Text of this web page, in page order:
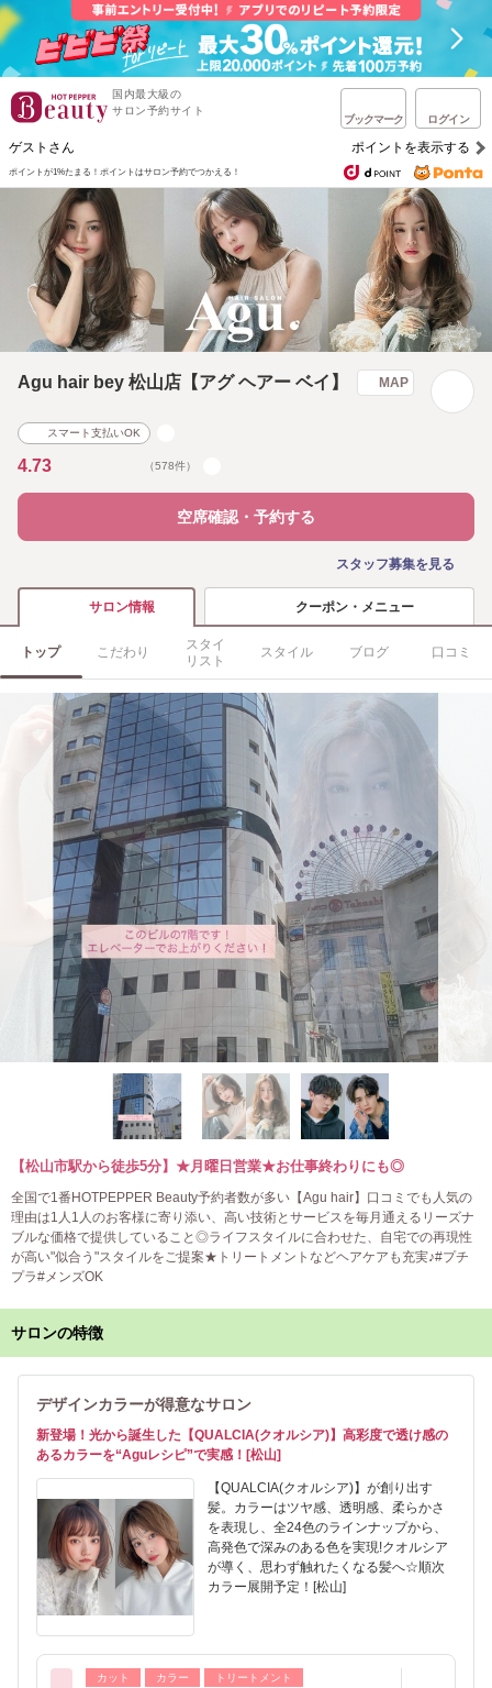
国内最大級の
サロン予約サイト
ブックマーク ログイン
ゲストさん ポイントを表示する
ポイントが1%たまる！ ポイントはサロン予約でつかえる！
Agu hair bey 松山店【アグ ヘアー ベイ】 MAP
スマート支払いOK
4.73 （578件）
空席確認・予約する
スタッフ募集を見る
サロン情報 クーポン・メニュー
トップ こだわり
スタイ
リスト
スタイル ブログ 口コミ
【松山市駅から徒歩5分】★月曜日営業★お仕事終わりにも◎
全国で1番HOTPEPPER Beauty予約者数が多い【Agu hair】口コミでも人気の
理由は1人1人のお客様に寄り添い、高い技術とサービスを毎月通えるリーズナ
ブルな価格で提供していること◎ライフスタイルに合わせた、自宅での再現性
が高い"似合う"スタイルをご提案★トリートメントなどヘアケアも充実♪#プチ
プラ#メンズOK
サロンの特徴
デザインカラーが得意なサロン
新登場！光から誕生した【QUALCIA(クオルシア)】高彩度で透け感の
あるカラーを“Aguレシピ”で実感！[松山]
【QUALCIA(クオルシア)】が創り出す
髪。カラーはツヤ感、透明感、柔らかさ
を表現し、全24色のラインナップから、
高発色で深みのある色を実現!クオルシア
が導く、思わず触れたくなる髪へ☆順次
カラー展開予定！[松山]
カット カラー トリートメント